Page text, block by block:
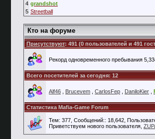
4 grandshot
5 Streetball
Кто на форуме
Присутствуют: 491 (0 пользователей и 491
Рекорд одновременного пребывания
Всего посетителей за сегодня: 12
Alf46 Brucevem CarlosFep DaniloKier
Статистика Mafia-Game Forum
Тем: 377, Сообщений:: 18,642,
Приветствуем нового пользователя,